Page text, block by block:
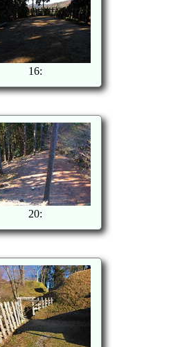
16:
20: